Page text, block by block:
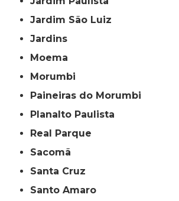
Jardim São Luiz
Jardins
Moema
Morumbi
Paineiras do Morumbi
Planalto Paulista
Real Parque
Sacomã
Santa Cruz
Santo Amaro